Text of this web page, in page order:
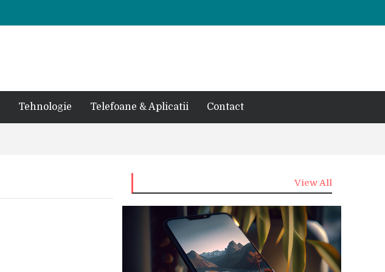
Tehnologie Telefoane & Aplicatii Contact
View All